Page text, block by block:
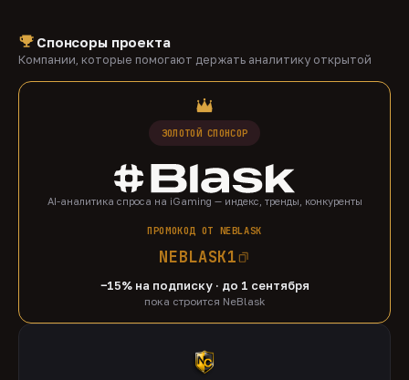
Спонсоры проекта
Компании, которые помогают держать аналитику открытой
ЗОЛОТОЙ СПОНСОР
AI-аналитика спроса на iGaming — индекс, тренды, конкуренты
ПРОМОКОД ОТ NEBLASK
NEBLASK1
−15% на подписку · до 1 сентября
пока строится NeBlask